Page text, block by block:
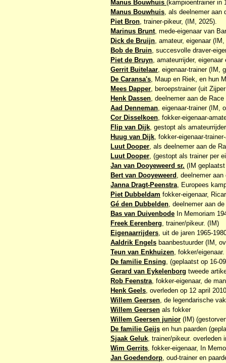
Manus Bouwhuis (kampioentrainer in
Manus Bouwhuis, als deelnemer aan
Piet Bron, trainer-pikeur, (IM, 2025).
Marinus Brunt, mede-eigenaar van
Dick de Bruijn, amateur, eigenaar (IM,
Bob de Bruin, succesvolle draver-
Piet de Bruyn, amateurrijder,
Gerrit Buitelaar, eigenaar-trainer (IM,
De Caransa's, Maup en Riek, en hun
Mees Dapper, beroepstrainer (uit
Henk Dassen, deelnemer aan de
Aad Denneman, eigenaar-trainer (IM,
Cor Disselkoen, fokker-eigenaar-
Flip van Dijk, gestopt als
Huug van Dijk, fokker-eigenaar-
Luut Dooper, als deelnemer aan de
Luut Dooper, (gestopt als trainer per
Jan van Dooyeweerd sr. (IM
Bert van Dooyeweerd , deelnemer
Janna Dragt-Peenstra, Europees
Piet Dubbeldam fokker-eigenaar,
Gé den Dubbelden, deelnemer aan
Bas van Duivenbode In Memoriam
Freek Eerenberg, trainer/pikeur. (IM)
Eigenaarrijders, uit de jaren 1965-
Aaldrik Engels baanbestuurder (IM,
Teun van Enkhuizen, fokker/
De familie Ensing, (geplaatst op 16-
Gerard van Eykelenborg tweede
Rob Feenstra, fokker-eigenaar, de
Henk Geels, overleden op 12 april
Willem Geersen, de legendarische
Willem Geersen als fokker
Willem Geersen junior (IM)
De familie Geijs en hun paarden
Sjaak Geluk, trainer/pikeur. overleden
Wim Gerrits, fokker-eigenaar, In
Jan Goedendorp, oud-trainer en